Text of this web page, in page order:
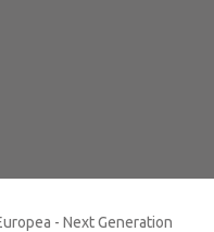
- Next Generation